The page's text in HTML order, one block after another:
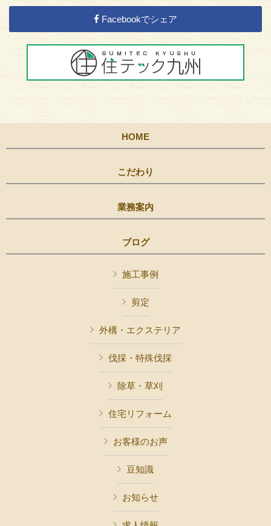
Facebookでシェア
HOME
こだわり
業務案内
ブログ
施工事例
剪定
外構・エクステリア
伐採・特殊伐採
除草・草刈
住宅リフォーム
お客様のお声
豆知識
お知らせ